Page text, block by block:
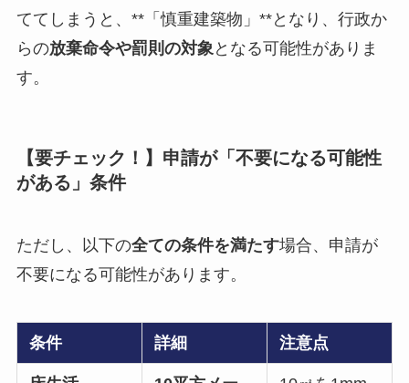
ててしまうと、**「慎重建築物」**となり、行政か
らの放棄命令や罰則の対象 となる可能性がありま
す。
【要チェック！】申請が「不要になる可能性
がある」条件
ただし、以下の全ての条件を満たす場合、申請が
不要になる可能性があります。
条件 詳細 注意点